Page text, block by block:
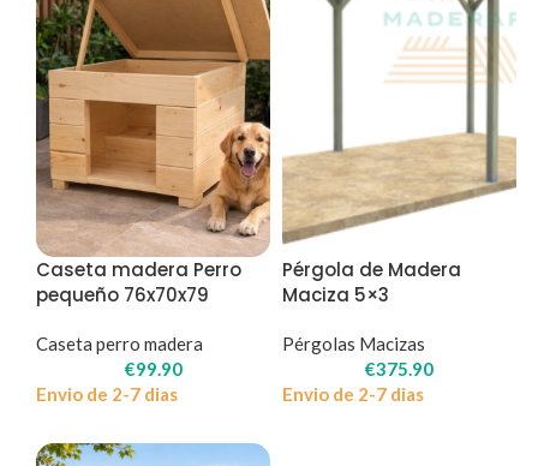
Caseta madera Perro
pequeño 76x70x79
Caseta perro madera
€99.90
Envio de 2-7 dias
Pérgola de Madera
Maciza 5×3
Pérgolas Macizas
€375.90
Envio de 2-7 dias